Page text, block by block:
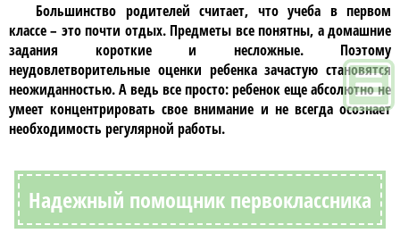
Большинство родителей считает, что учеба в первом
классе– это почти отдых. Предметы все понятны, а домашние
задания короткие и несложные. Поэтому
неудовлетворительные оценки ребенка зачастую становятся
неожиданностью. А ведь все просто: ребенок еще абсолютно не
умеет концентрировать свое внимание и не всегда осознает
необходимость регулярной работы.
Надежный помощник первоклассника